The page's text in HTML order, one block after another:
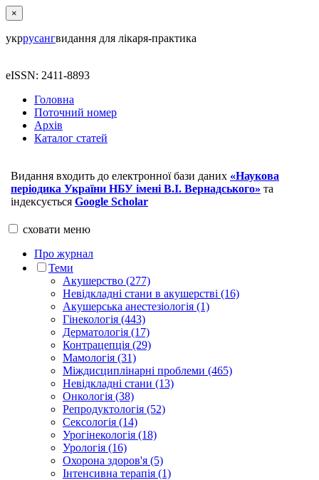
×
укррусангвидання для лікаря-практика
eISSN: 2411-8893
Головна
Поточний номер
Архів
Каталог статей
Видання входить до електронної бази даних «Наукова
періодика України НБУ імені В.І. Вернадського» та
індексується Google Scholar
сховати меню
Про журнал
Теми
Акушерство (277)
Невідкладні стани в акушерстві (16)
Акушерська анестезіологія (1)
Гінекологія (443)
Дерматологія (17)
Контрацепція (29)
Мамологія (31)
Міждисциплінарні проблеми (465)
Невідкладні стани (13)
Онкологія (38)
Репродуктологія (52)
Сексологія (14)
Урогінекологія (18)
Урологія (16)
Охорона здоров'я (5)
Інтенсивна терапія (1)